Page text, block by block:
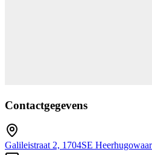
Contactgegevens
Galileistraat 2, 1704SE